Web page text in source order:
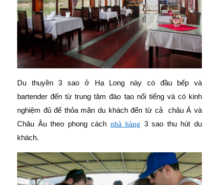
Du thuyền 3 sao ở Hạ Long này có đầu bếp và
bartender đến từ trung tâm đào tạo nổi tiếng và có kinh
nghiệm đủ để thỏa mãn du khách đến từ cả châu Á và
Châu Âu theo phong cách nhà hàng 3 sao thu hút du
khách.